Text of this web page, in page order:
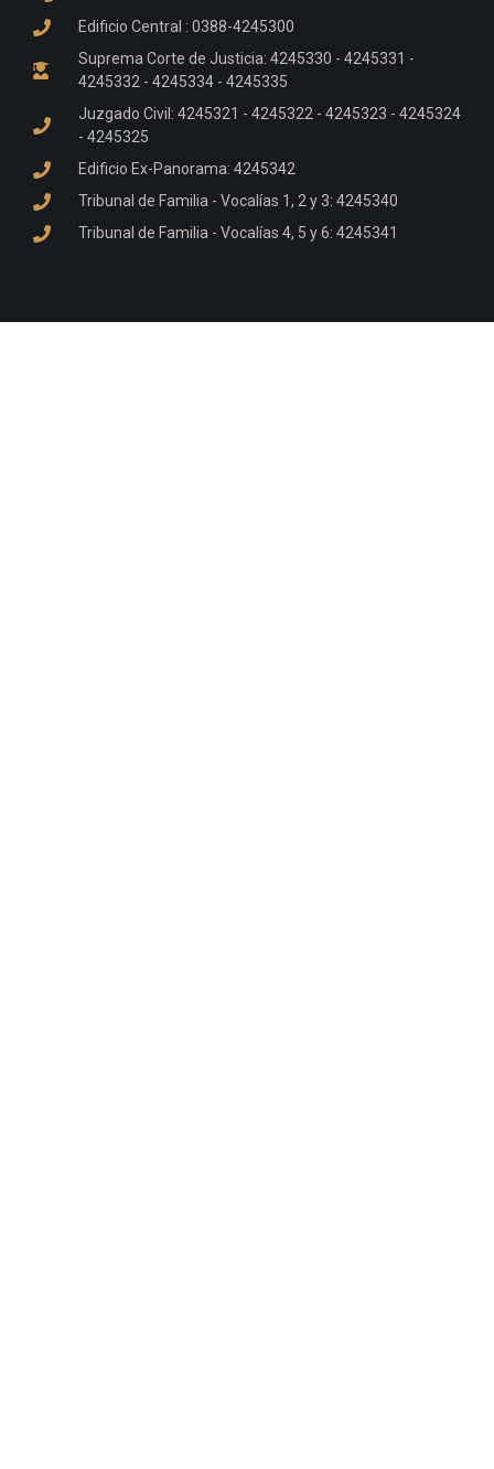
Edificio Central : 0388-4245300
Suprema Corte de Justicia: 4245330 - 4245331 -
4245332 - 4245334 - 4245335
Juzgado Civil: 4245321 - 4245322 - 4245323 - 4245324
- 4245325
Edificio Ex-Panorama: 4245342
Tribunal de Familia - Vocalías 1, 2 y 3: 4245340
Tribunal de Familia - Vocalías 4, 5 y 6: 4245341